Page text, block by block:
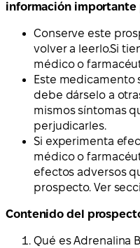
información importante
Conserve este
volver a leerlo.Si
médico o
Este medicamento
debe dárselo a
mismos síntomas
perjudicarles.
Si experimenta
médico o
efectos adversos
prospecto. Ver
Contenido del
Qué es Adrenalina